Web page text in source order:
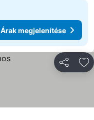
Árak megjelenítése